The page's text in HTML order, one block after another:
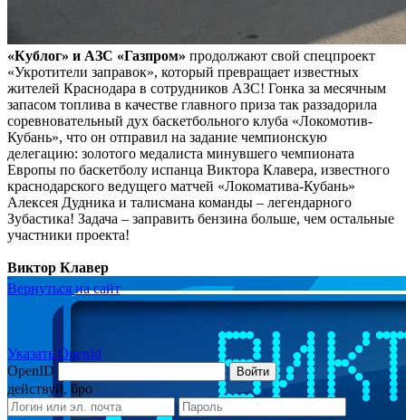
Вернуться на сайт
Указать OpenId
OpenID
Войти
действуй, бро
«Кублог» и АЗС «Газпром» продолжают свой спецпроект
«Укротители заправок», который превращает известных
жителей Краснодара в сотрудников АЗС! Гонка за месячным
запасом топлива в качестве главного приза так раззадорила
соревновательный дух баскетбольного клуба «Локомотив-
Кубань», что он отправил на задание чемпионскую
делегацию: золотого медалиста минувшего чемпионата
Европы по баскетболу испанца Виктора Клавера, известного
краснодарского ведущего матчей «Локоматива-Кубань»
Алексея Дудника и талисмана команды – легендарного
Зубастика! Задача – заправить бензина больше, чем остальные
участники проекта!
Виктор Клавер